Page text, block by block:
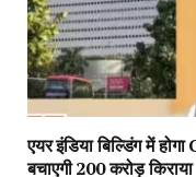
एयर इंडिया बिल्डिंग में
बचाएगी 200 करोड़ किराया